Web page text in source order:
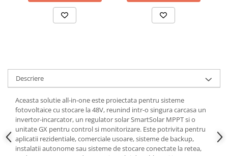
Descriere
Aceasta solutie all-in-one este proiectata pentru sisteme
fotovoltaice cu stocare la 48V, reunind intr-o singura carcasa un
invertor-incarcator, un regulator solar SmartSolar MPPT si o
unitate GX pentru control si monitorizare. Este potrivita pentru
aplicatii rezidentiale, comerciale usoare, sisteme de backup,
instalatii autonome sau sisteme de stocare conectate la retea,